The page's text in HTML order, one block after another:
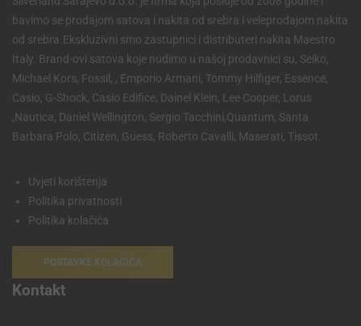
bavimo se prodajom satova i nakita od srebra i veleprodajom nakita
od srebra.Ekskluzivni smo zastupnici i distributeri nakita Maestro
Italy. Brand-ovi satova koje nudimo u našoj prodavnici su, Seiko,
Michael Kors, Fossil, , Emporio Armani, Tommy Hilfiger, Essence,
Casio, G-Shock, Casio Edifice, Dainel Klein, Lee Cooper, Lorus
,Nautica, Daniel Wellington, Sergio Tacchini,Quantum, Santa
Barbara Polo, Citizen, Guess, Roberto Cavalli, Maserati, Tissot.
Uvjeti korištenja
Politika privatnosti
Politika kolačića
POSTAVKE KOLAČIĆA
Kontakt